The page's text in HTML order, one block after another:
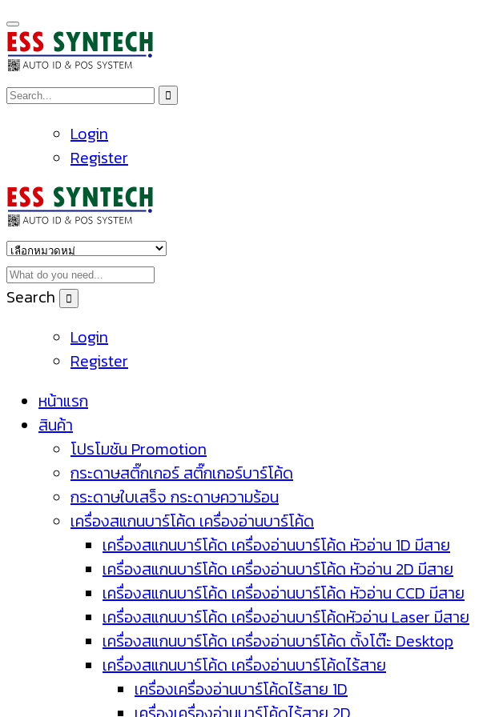
Login
Register
Search
Login
Register
หน้าแรก
สินค้า
โปรโมชัน Promotion
กระดาษสติ๊กเกอร์ สติ๊กเกอร์บาร์โค้ด
กระดาษใบเสร็จ กระดาษความร้อน
เครื่องสแกนบาร์โค้ด เครื่องอ่านบาร์โค้ด
เครื่องสแกนบาร์โค้ด เครื่องอ่านบาร์โค้ด หัวอ่าน 1D มีสาย
เครื่องสแกนบาร์โค้ด เครื่องอ่านบาร์โค้ด หัวอ่าน 2D มีสาย
เครื่องสแกนบาร์โค้ด เครื่องอ่านบาร์โค้ด หัวอ่าน CCD มีสาย
เครื่องสแกนบาร์โค้ด เครื่องอ่านบาร์โค้ดหัวอ่าน Laser มีสาย
เครื่องสแกนบาร์โค้ด เครื่องอ่านบาร์โค้ด ตั้งโต๊ะ Desktop
เครื่องสแกนบาร์โค้ด เครื่องอ่านบาร์โค้ดไร้สาย
เครื่องเครื่องอ่านบาร์โค้ดไร้สาย 1D